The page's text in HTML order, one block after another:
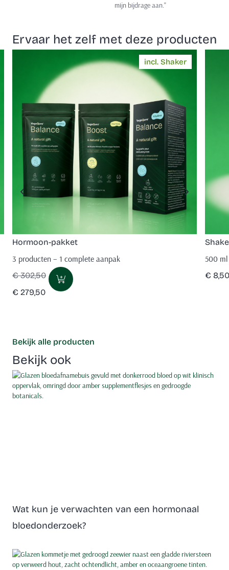
mijn bijdrage aan.''
Ervaar het zelf met deze producten
incl. Shaker
Hormoon-pakket
3 producten – 1 complete aanpak
€302,50
€ 279,50
500 ml
€ 8,50
Bekijk alle producten
Bekijk ook
Wat kun je verwachten van een hormonaal
bloedonderzoek?